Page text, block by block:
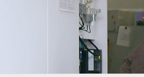
入試情報
オープンキャンパス・相談会
大学院入試
動画・パンフレット